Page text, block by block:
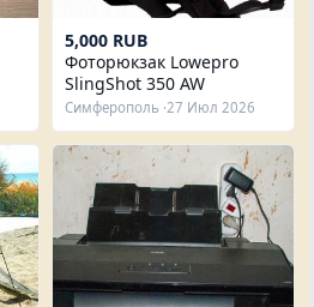
5,000 RUB
Фоторюкзак Lowepro
SlingShot 350 AW
Симферополь ·27 Июл 2026